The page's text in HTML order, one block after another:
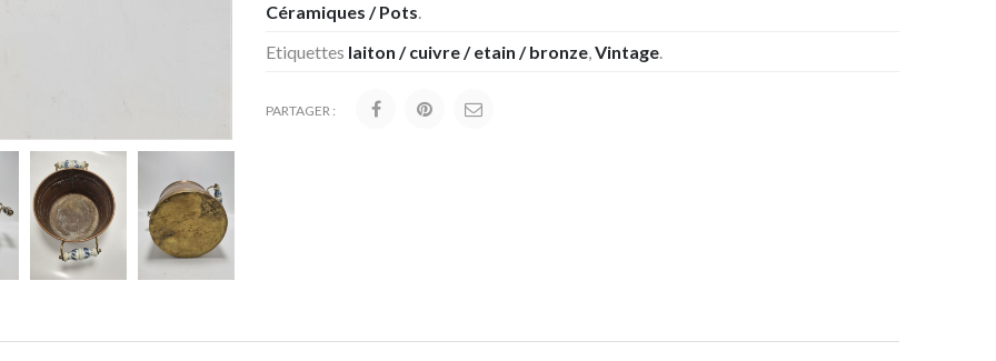
Céramiques / Pots.
Etiquettes laiton / cuivre / etain / bronze,Vintage.
PARTAGER :